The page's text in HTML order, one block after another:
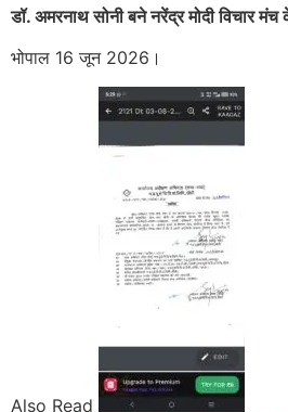
डॉ. अमरनाथ सोनी बने नरेंद्र मोदी विचार मंच
भोपाल 16 जून 2026।
Also Read